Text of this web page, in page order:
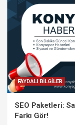
FAYDALI BİLGİLER
SEO Paketleri:
Farkı Gör!